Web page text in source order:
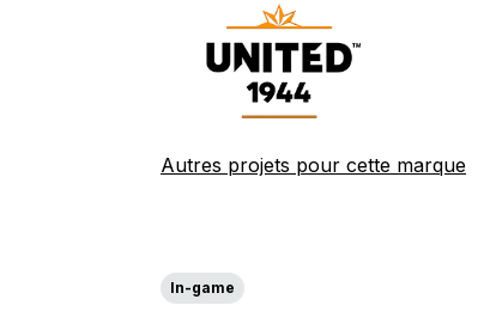
Autres projets pour cette marque
In-game